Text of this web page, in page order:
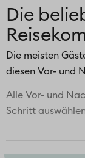
Gazi
Die
Die meisten
diesen Vor- und
Alle Vor- und
Schritt